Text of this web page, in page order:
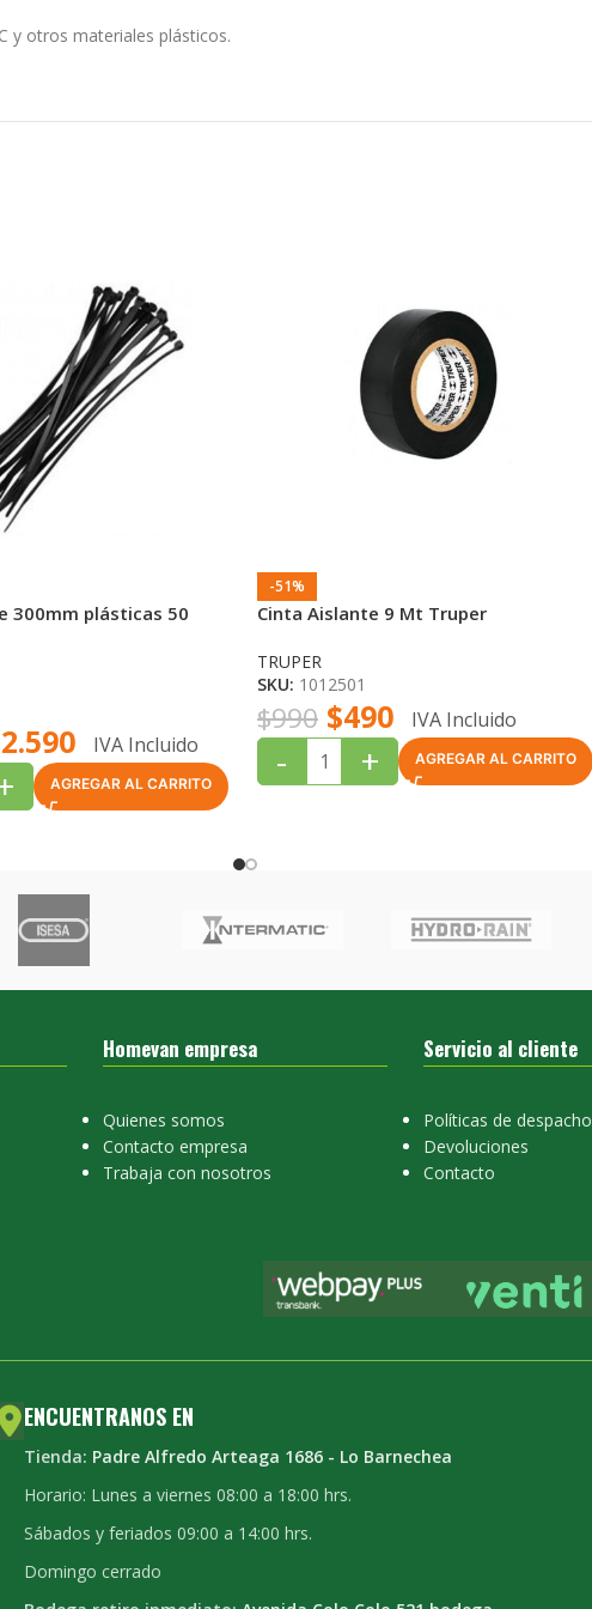
y otros materiales plásticos.
300mm plásticas 50
2.590 IVA Incluido
AGREGAR AL CARRITO
-51%
Cinta Aislante 9 Mt Truper
TRUPER
SKU: 1012501
$990 $490 IVA Incluido
- + AGREGAR AL CARRITO
Homevan empresa
Quienes somos
Contacto empresa
Trabaja con nosotros
Servicio al cliente
Políticas de despacho
Devoluciones
Contacto
ENCUENTRANOS EN
Tienda: Padre Alfredo Arteaga 1686 - Lo Barnechea
Horario: Lunes a viernes 08:00 a 18:00 hrs.
Sábados y feriados 09:00 a 14:00 hrs.
Domingo cerrado